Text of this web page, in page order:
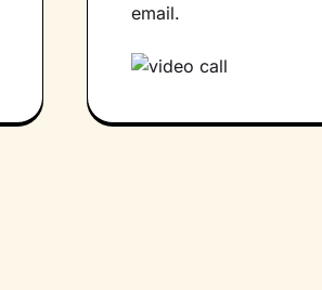
email.